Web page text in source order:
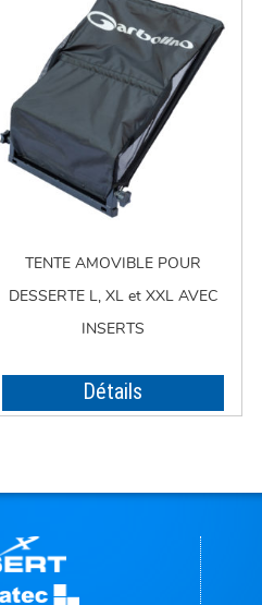
TENTE AMOVIBLE POUR
DESSERTE L, XL et XXL AVEC
INSERTS
Détails